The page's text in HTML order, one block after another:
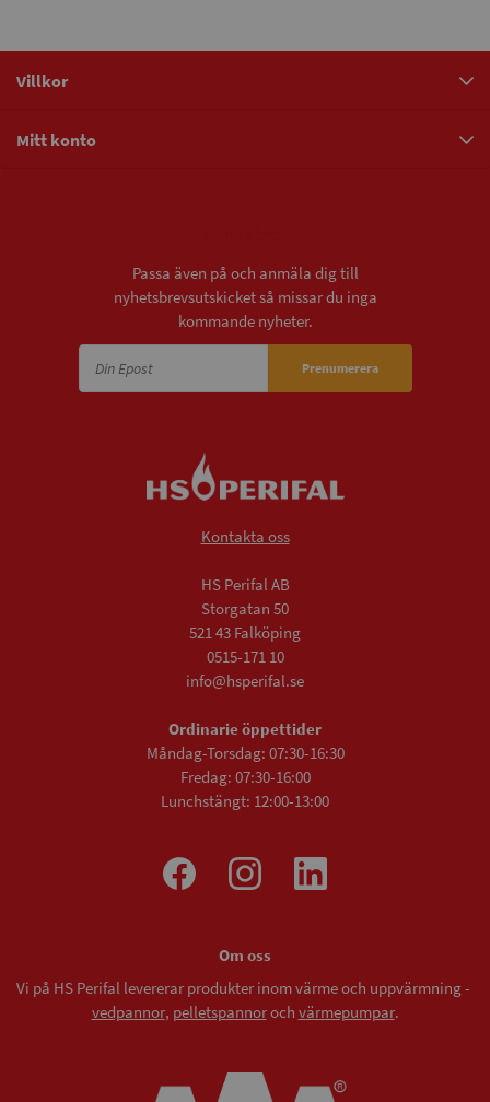
Villkor
Mitt konto
Passa även på och anmäla dig till
nyhetsbrevsutskicket så missar du inga
kommande nyheter.
Prenumerera
Kontakta oss
HS Perifal AB
Storgatan 50
521 43 Falköping
0515-171 10
info@hsperifal.se
Ordinarie öppettider
Måndag-Torsdag: 07:30-16:30
Fredag: 07:30-16:00
Lunchstängt: 12:00-13:00
Om oss
Vi på HS Perifal levererar produkter inom värme och uppvärmning -
vedpannor, pelletspannoroch värmepumpar.